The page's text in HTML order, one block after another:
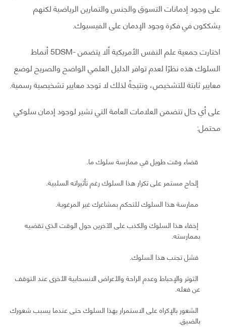
على وجود إدمانات التسوق والجنس والتمارين الرياضية لكنهم
يشككون في فكرة وجود الإدمان على الفيسبوك.
اختارت جمعية علم النفس الأمريكية ألا يتضمن -5DSM أنماط
السلوك هذه نظرًا لعدم توافر الدليل العلمي الواضح والصريح لوضع
معايير ثابتة للتشخيص، ونتيجةً لذلك لا توجد معايير تشخيصية رسمية.
على أي حال تتضمن العلامات العامة التي تشير لوجود إدمان سلوكي
محتمل:
قضاء وقت طويل في ممارسة سلوك ما.
إلحاح مستمر على تكرار هذا السلوك رغم تأثيراته السلبية.
ممارسة هذا السلوك للتحكم بمشاعرك غير المرغوبة.
إخفاء هذا السلوك والكذب على الآخرين حول الوقت الذي تقضيه
بممارسته.
فشل تجنب هذا السلوك.
التوتر والإحباط وعدم الراحة والأعراض الانسحابية الأخرى عند التوقف
عن فعله.
الشعور بالإكراه على الاستمرار بهذا السلوك حتى عندما يسبب شعورك
بالضيق.